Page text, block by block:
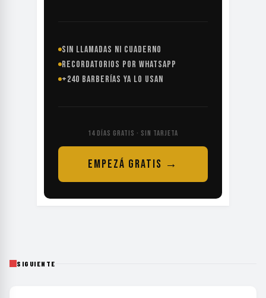
SIN LLAMADAS NI CUADERNO
RECORDATORIOS POR WHATSAPP
+240 BARBERÍAS YA LO USAN
14 DÍAS GRATIS · SIN TARJETA
EMPEZÁ GRATIS →
SIGUIENTE